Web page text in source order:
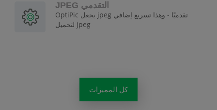
JPEG التقدمي
OptiPic يجعل jpeg تقدميًا - وهذا تسريع إضافي
لتحميل jpeg
كل المميزات